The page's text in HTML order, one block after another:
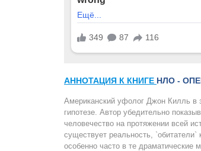
АННОТАЦИЯ К КНИГЕ НЛО -
Американский уфолог Джон Килль в
гипотезе. Автор убедительно
человечество на протяжении всей
существует реальность,
особенно часто в те драматические